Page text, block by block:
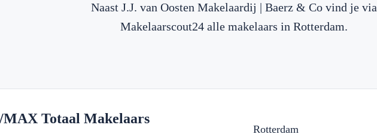
Naast J.J. van Oosten Makelaardij | Baerz & Co vind je via
Makelaarscout24 alle makelaars in Rotterdam.
MAX Totaal Makelaars
Rotterdam